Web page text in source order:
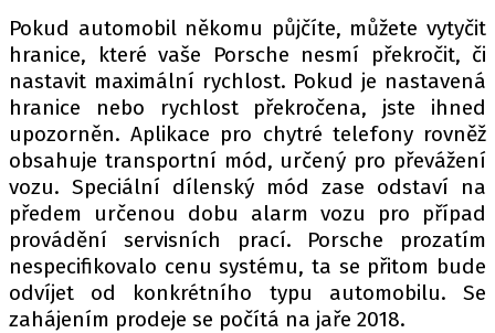
OSOBNÍ ÚDAJE / COOKIES
Provozovatelem serveru autoroad.cz je
INCORP MEDIA GROUP s.r.o., IČ: 118 23 054
Pokud automobil někomu půjčíte, můžete vytyčit
hranice, které vaše Porsche nesmí překročit, či
nastavit maximální rychlost. Pokud je nastavená
hranice nebo rychlost překročena, jste ihned
upozorněn. Aplikace pro chytré telefony rovněž
obsahuje transportní mód, určený pro převážení
vozu. Speciální dílenský mód zase odstaví na
předem určenou dobu alarm vozu pro případ
provádění servisních prací. Porsche prozatím
nespecifikovalo cenu systému, ta se přitom bude
odvíjet od konkrétního typu automobilu. Se
zahájením prodeje se počítá na jaře 2018.